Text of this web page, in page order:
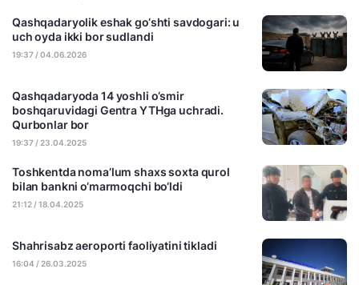
Qashqadaryolik eshak go‘shti savdogari: u
uch oyda ikki bor sudlandi
19:37 / 04.06.2026
Qashqadaryoda 14 yoshli o‘smir
boshqaruvidagi Gentra YTHga uchradi.
Qurbonlar bor
19:37 / 23.04.2025
Toshkentda noma’lum shaxs soxta qurol
bilan bankni o‘marmoqchi bo‘ldi
21:12 / 18.04.2025
Shahrisabz aeroporti faoliyatini tikladi
16:04 / 26.03.2025